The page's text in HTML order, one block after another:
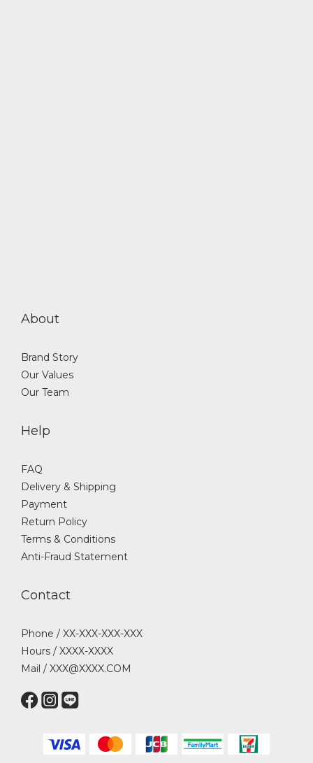
About
Brand Story
Our Values
Our Team
Help
FAQ
Delivery & Shipping
Payment
Return Policy
Terms & Conditions
Anti-Fraud Statement
Contact
Phone / XX-XXX-XXX-XXX
Hours / XXXX-XXXX
Mail / XXX@XXXX.COM